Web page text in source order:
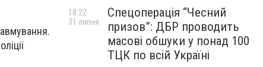
Спецоперація “Чесний
призов”: ДБР проводить
масові обшуки у понад 100
ТЦК по всій Україні
18:22
31 липня